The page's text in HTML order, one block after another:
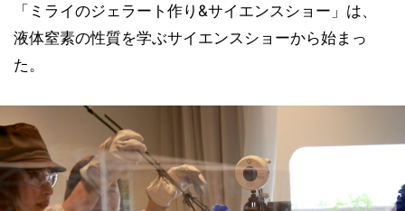
「ミライのジェラート作り&サイエンスショー」は、
液体窒素の性質を学ぶサイエンスショーから始まっ
た。